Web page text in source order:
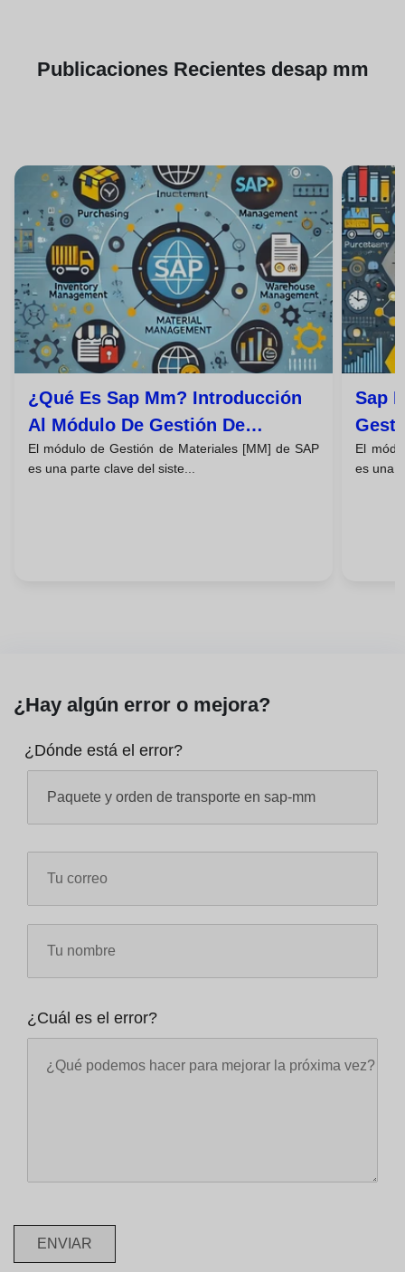
Publicaciones Recientes desap mm
¿qué Es Sap Mm? Introducción
Al Módulo De Gestión De
Materiales
El módulo de Gestión de Materiales [MM] de SAP
es una parte clave del siste...
Sap
El
es una
¿Hay algún error o mejora?
¿Dónde está el error?
¿Cuál es el error?
ENVIAR